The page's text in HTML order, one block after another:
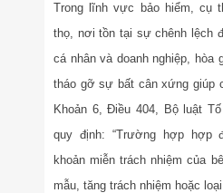
Trong lĩnh vực bảo hiểm, cụ
thọ, nơi tồn tại sự chênh lệch
cá nhân và doanh nghiệp, hòa
tháo gỡ sự bất cân xứng giúp
Khoản 6, Điều 404, Bộ luật
quy định: “Trường hợp hợp
khoản miễn trách nhiệm của
mẫu, tăng trách nhiệm hoặc